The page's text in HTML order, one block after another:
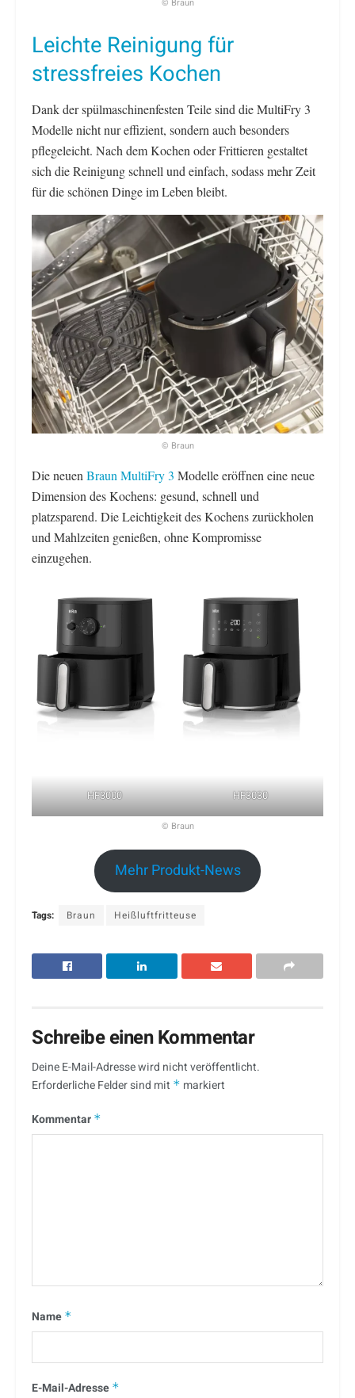
Leichte Reinigung für
stressfreies Kochen
Dank der spülmaschinenfesten Teile sind die MultiFry 3
Modelle nicht nur effizient, sondern auch besonders
pflegeleicht. Nach dem Kochen oder Frittieren gestaltet
sich die Reinigung schnell und einfach, sodass mehr Zeit
für die schönen Dinge im Leben bleibt.
© Braun
Die neuen Braun MultiFry 3 Modelle eröffnen eine neue
Dimension des Kochens: gesund, schnell und
platzsparend. Die Leichtigkeit des Kochens zurückholen
und Mahlzeiten genießen, ohne Kompromisse
einzugehen.
HF3000 HF3030
© Braun
Mehr Produkt-News
Tags: Braun Heißluftfritteuse
Schreibe einen Kommentar
Deine E-Mail-Adresse wird nicht veröffentlicht.
Erforderliche Felder sind mit * markiert
Kommentar *
Name *
E-Mail-Adresse *